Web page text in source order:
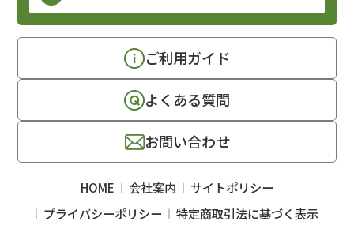
ご利用ガイド
よくある質問
お問い合わせ
HOME 会社案内
サイトポリシー
プライバシーポリシー
特定商取引法に基づく表示